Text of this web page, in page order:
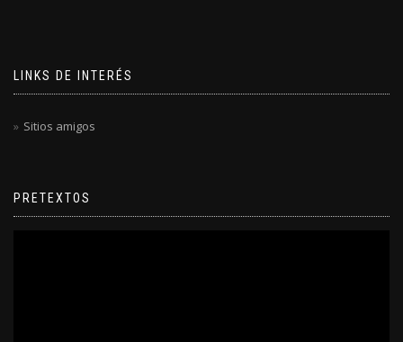
LINKS DE INTERÉS
Sitios amigos
PRETEXTOS